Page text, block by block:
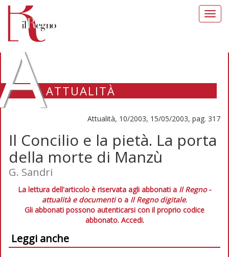
ATTUALITÀ
Attualità, 10/2003, 15/05/2003, pag. 317
Il Concilio e la pietà. La porta
della morte di Manzù
G. Sandri
La lettura dell'articolo è riservata agli abbonati a Il Regno -
attualità e documentio a Il Regno digitale.
Gli abbonati possono autenticarsi con il proprio codice
abbonato. Accedi.
Leggi anche